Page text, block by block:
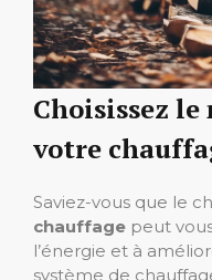
Choisissez
votre
Saviez-vous que le
chauffage peut
l’énergie et à
système de